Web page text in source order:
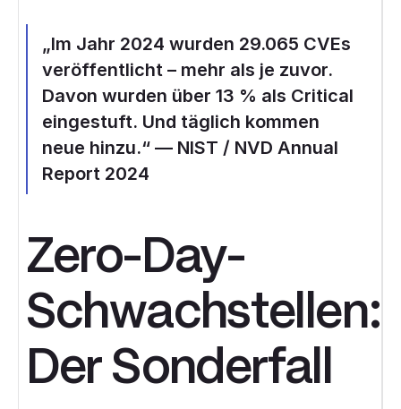
„Im Jahr 2024 wurden 29.065 CVEs
veröffentlicht – mehr als je zuvor.
Davon wurden über 13 % als Critical
eingestuft. Und täglich kommen
neue hinzu.“ — NIST / NVD Annual
Report 2024
Zero-Day-
Schwachstellen:
Der Sonderfall